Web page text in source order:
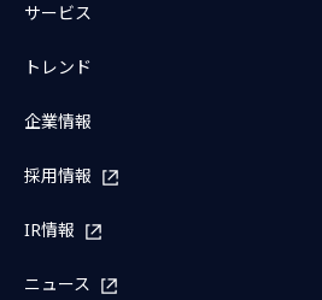
サービス
トレンド
企業情報
採用情報
IR情報
ニュース